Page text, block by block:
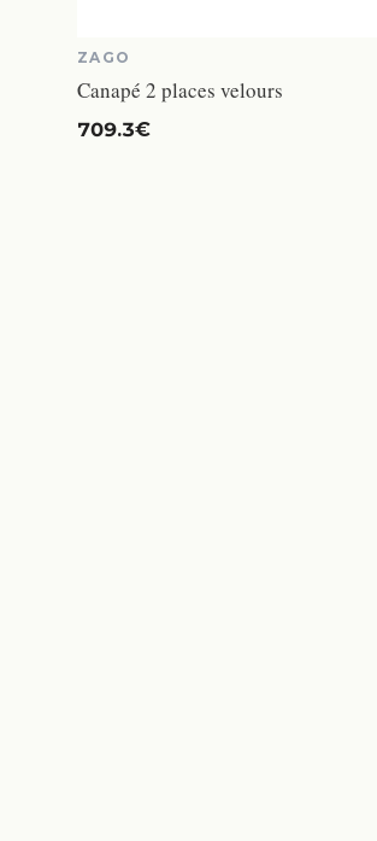
ZAGO
Canapé 2 places velours
709.3€